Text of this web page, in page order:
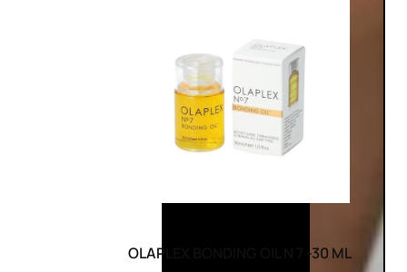
OLAPLEX BONDING OIL N 7 -30 ML